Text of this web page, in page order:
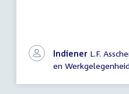
Indiener L.F.
en